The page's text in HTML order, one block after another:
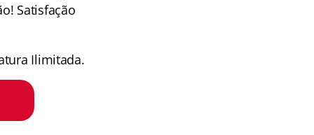
Satisfação
Ilimitada.